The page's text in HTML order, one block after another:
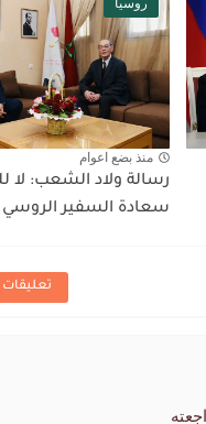
منذ بضع اعوام
رسالة ولاد الشعب: لا
سعادة السفير
تعليقات Blogger